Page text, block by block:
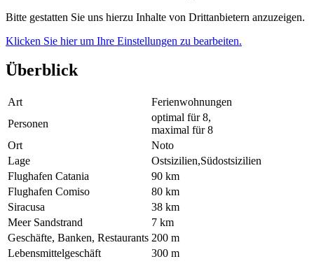
Bitte gestatten Sie uns hierzu Inhalte von Drittanbietern anzuzeigen.
Klicken Sie hier um Ihre Einstellungen zu bearbeiten.
Überblick
Art
Ferienwohnungen
Personen
optimal für 8,
maximal für 8
Ort
Noto
Lage
Ostsizilien,Südostsizilien
Flughafen Catania
90 km
Flughafen Comiso
80 km
Siracusa
38 km
Meer Sandstrand
7 km
Geschäfte, Banken, Restaurants 200 m
Lebensmittelgeschäft
300 m